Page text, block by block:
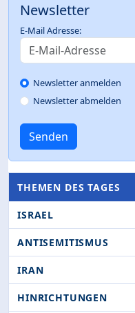
Newsletter
E-Mail Adresse:
Newsletter anmelden
Newsletter abmelden
Senden
THEMEN DES TAGES
ISRAEL
ANTISEMITISMUS
IRAN
HINRICHTUNGEN